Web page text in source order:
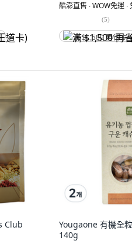
酷澎直售 ∙ WOW免運 ∙
(5)
满 $1,500 再省
Club
Yougaone 有機全
140g